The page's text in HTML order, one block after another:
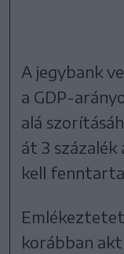
A jegybank
a GDP-
alá
át 3
kell
korábban